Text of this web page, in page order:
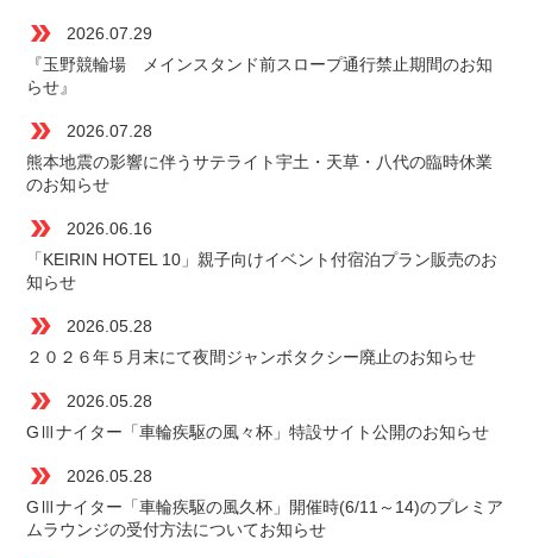
double_arrow
2026.07.29
『玉野競輪場 メインスタンド前スロープ通行禁止期間のお知
らせ』
double_arrow
2026.07.28
熊本地震の影響に伴うサテライト宇土・天草・八代の臨時休業
のお知らせ
double_arrow
2026.06.16
「KEIRIN HOTEL 10」親子向けイベント付宿泊プラン販売のお
知らせ
double_arrow
2026.05.28
２０２６年５月末にて夜間ジャンボタクシー廃止のお知らせ
double_arrow
2026.05.28
GⅢナイター「車輪疾駆の風々杯」特設サイト公開のお知らせ
double_arrow
2026.05.28
GⅢナイター「車輪疾駆の風久杯」開催時(6/11～14)のプレミア
ムラウンジの受付方法についてお知らせ